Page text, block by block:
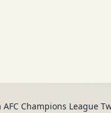
Champions League